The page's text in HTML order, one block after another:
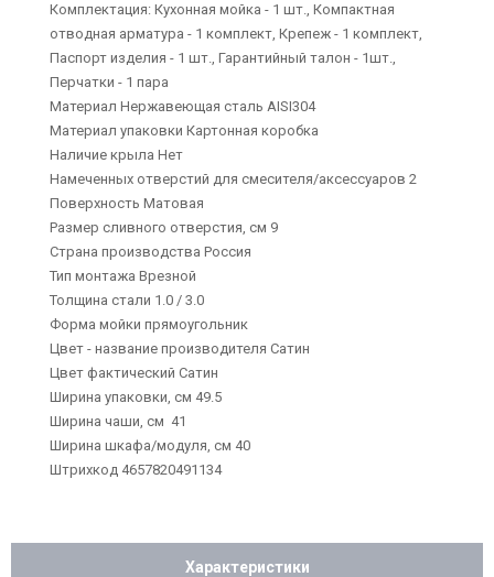
Комплектация: Кухонная мойка - 1 шт., Компактная
отводная арматура - 1 комплект, Крепеж - 1 комплект,
Паспорт изделия - 1 шт., Гарантийный талон - 1шт.,
Перчатки - 1 пара
Материал Нержавеющая сталь AISI304
Материал упаковки Картонная коробка
Наличие крыла Нет
Намеченных отверстий для смесителя/аксессуаров 2
Поверхность Матовая
Размер сливного отверстия, см 9
Страна производства Россия
Тип монтажа Врезной
Толщина стали 1.0 / 3.0
Форма мойки прямоугольник
Цвет - название производителя Сатин
Цвет фактический Сатин
Ширина упаковки, см 49.5
Ширина чаши, см 41
Ширина шкафа/модуля, см 40
Штрихкод 4657820491134
Характеристики